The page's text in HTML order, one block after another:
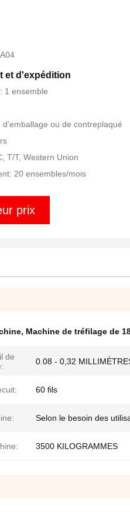
et d'expédition
1 ensemble
ou de contreplaqué
T/T, Western Union
20 ensembles/mois
prix
, Machine de tréfilage de
de
0.08 - 0,32
60 fils
Selon le besoin des
3500 KILOGRAMMES